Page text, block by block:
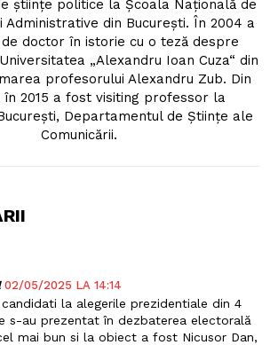
ştiinţe politice la Şcoala Naţională de
Administrative din Bucureşti. În 2004 a
doctor în istorie cu o teză despre
„Alexandru Ioan Cuza“ din
profesorului Alexandru Zub. Din
în 2015 a fost visiting professor la
Departamentul de Ştiinţe ale
Comunicării.
02/05/2025 LA 14:14
la alegerile prezidentiale din 4
s-au prezentat în dezbaterea electorală
mai bun si la obiect a fost Nicusor Dan,